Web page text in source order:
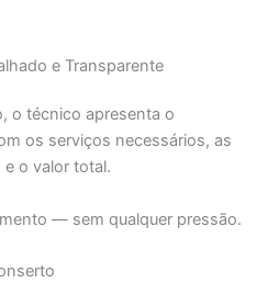
e Transparente
o técnico apresenta o
os serviços necessários, as
o valor total.
— sem qualquer pressão.